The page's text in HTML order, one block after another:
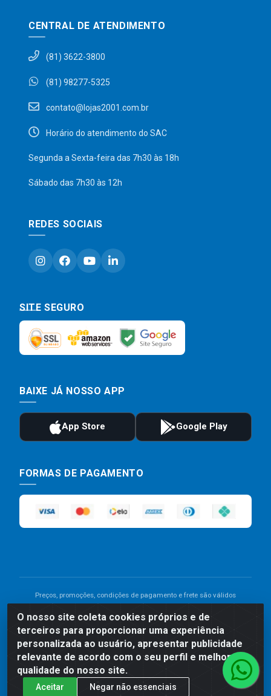
O nosso site coleta cookies próprios e de
terceiros para proporcionar uma experiência
personalizada ao usuário, apresentar publicidade
relevante de acordo com o seu perfil e melhorar a
qualidade do nosso site.
Aceitar Negar não essenciais
CENTRAL DE ATENDIMENTO
(81) 3622-3800
(81) 98277-5325
contato@lojas2001.com.br
Horário do atendimento do SAC
Segunda a Sexta-feira das 7h30 às 18h
Sábado das 7h30 às 12h
REDES SOCIAIS
SITE SEGURO
BAIXE JÁ NOSSO APP
FORMAS DE PAGAMENTO
Preços, promoções, condições de pagamento e frete são válidos
divergência de preço de um produto, será válido o preço que for
exibido no carrinho de compras do site no momento do pagamento.
As vendas estão sujeitas a análise e disponibilidade do estoque.
Imagens de produtos meramente ilustrativas.
Comercial de Construção 2001 LTDA - Av. Congresso
Eucarístico, 1179 - São José, Carpina - PE - CEP: 55811-